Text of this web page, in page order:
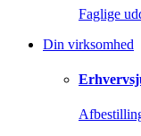
Faglige
Din virksomhed